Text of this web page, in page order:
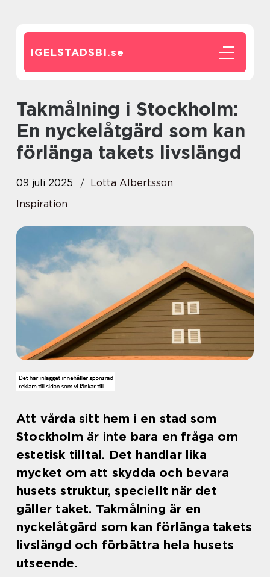
IGELSTADSBI.se
Takmålning i Stockholm:
En nyckelåtgärd som kan
förlänga takets livslängd
09 juli 2025
Lotta Albertsson
Inspiration
Att vårda sitt hem i en stad som
Stockholm är inte bara en fråga om
estetisk tilltal. Det handlar lika
mycket om att skydda och bevara
husets struktur, speciellt när det
gäller taket. Takmålning är en
nyckelåtgärd som kan förlänga takets
livslängd och förbättra hela husets
utseende.